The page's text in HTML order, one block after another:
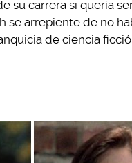
su carrera si quería
se arrepiente de no
de ciencia